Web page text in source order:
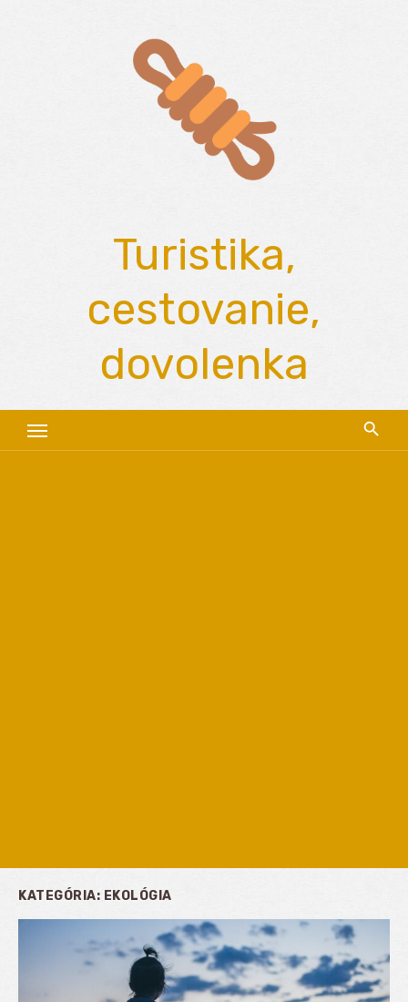
Turistika,
cestovanie,
dovolenka
KATEGÓRIA: EKOLÓGIA